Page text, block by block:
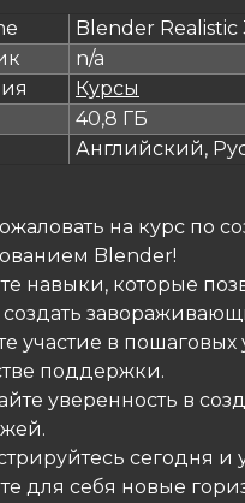
Blender Realistic
n/a
Курсы
40,8 ГБ
Английский,
на курс по
Blender!
навыки, которые
участие в пошаговых
поддержки.
уверенность в
сегодня
для себя новые